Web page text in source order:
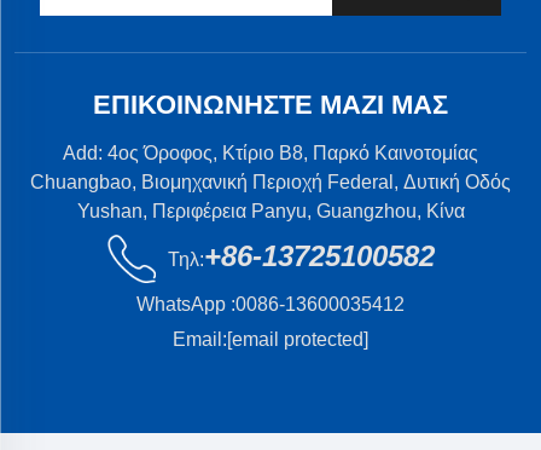
ΕΠΙΚΟΙΝΩΝΉΣΤΕ ΜΑΖΊ ΜΑΣ
Add: 4ος Όροφος, Κτίριο B8, Παρκό Καινοτομίας
Chuangbao, Βιομηχανική Περιοχή Federal, Δυτική Οδός
Yushan, Περιφέρεια Panyu, Guangzhou, Κίνα
Τηλ:+86-13725100582
WhatsApp :0086-13600035412
Email:[email protected]